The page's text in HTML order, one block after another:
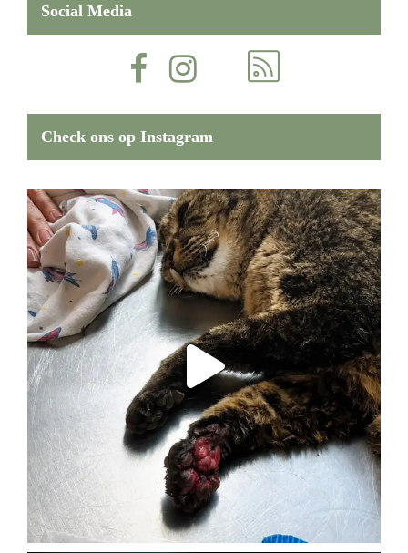
Social Media
Check ons op Instagram